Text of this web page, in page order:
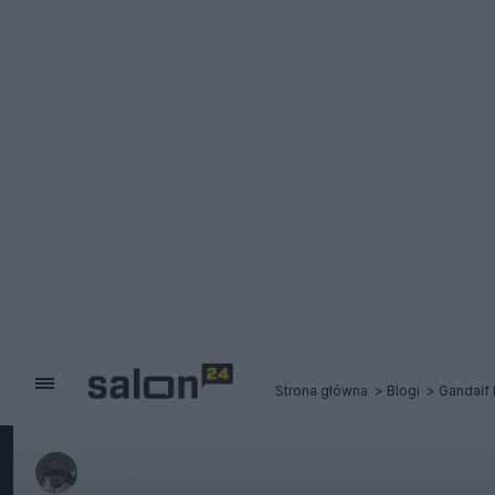
Strona główna Blogi Gandalf